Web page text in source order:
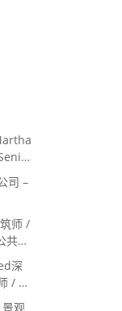
司 –
师 /
共关
深
/ 室
景观